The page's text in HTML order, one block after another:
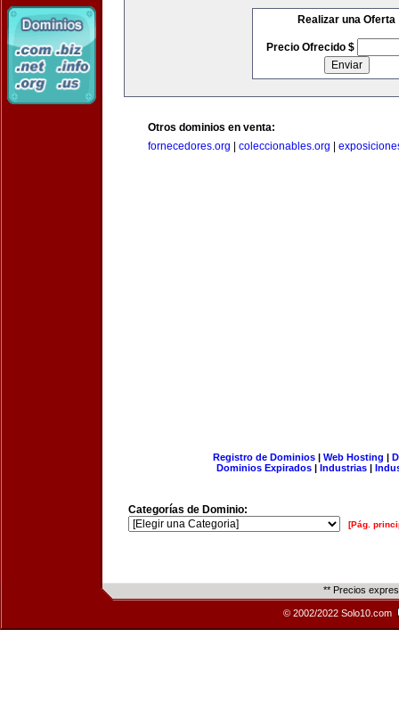
Realizar una Oferta
Precio Ofrecido $
Otros dominios en venta:
fornecedores.org
coleccionables.org
Registro de Dominios| Web Hosting |
Dominios Expirados | Industrias |
Categorías de Dominio:
[Pág.
** Precios
© 2002/2022 Solo10.com